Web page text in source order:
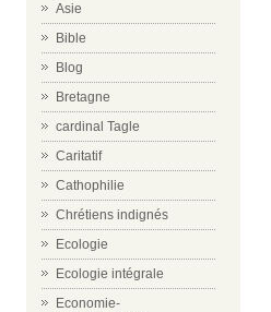
Asie
Bible
Blog
Bretagne
cardinal Tagle
Caritatif
Cathophilie
Chrétiens indignés
Ecologie
Ecologie intégrale
Economie-